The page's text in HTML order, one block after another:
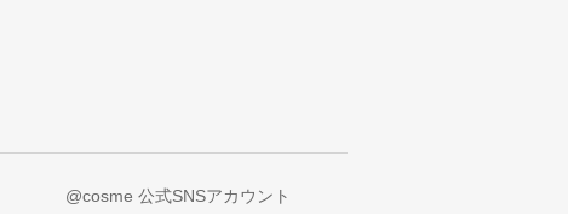
@cosme 公式SNSアカウント